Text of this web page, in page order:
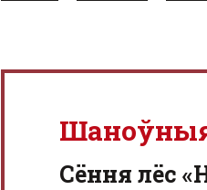
Сёння лёс